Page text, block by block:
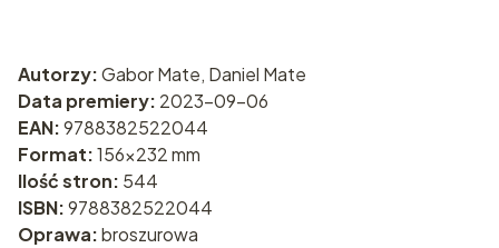
Autorzy:Gabor Mate, Daniel Mate
Data premiery: 2023-09-06
EAN:9788382522044
Format:156x232 mm
Ilość stron: 544
ISBN:9788382522044
Oprawa:broszurowa